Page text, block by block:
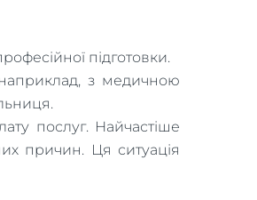
підготовки.
з медичною
послуг. Найчастіше
причин. Ця ситуація